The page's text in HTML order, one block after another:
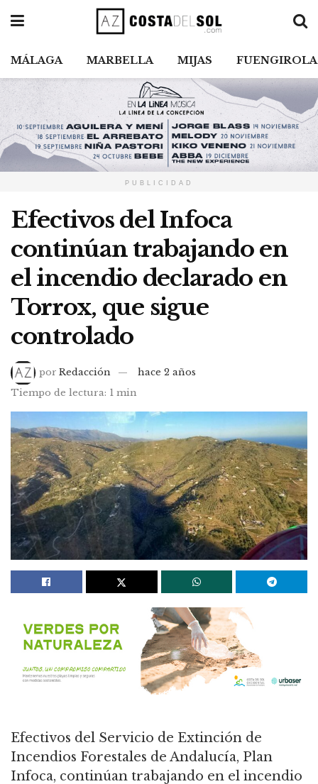
MÁLAGA MARBELLA MIJAS FUENGIROLA
PUBLICIDAD
Efectivos del Infoca
continúan trabajando en
el incendio declarado en
Torrox, que sigue
controlado
por Redacción
hace 2 años
Tiempo de lectura: 1 min
Efectivos del Servicio de Extinción de
Incendios Forestales de Andalucía, Plan
Infoca, continúan trabajando en el incendio